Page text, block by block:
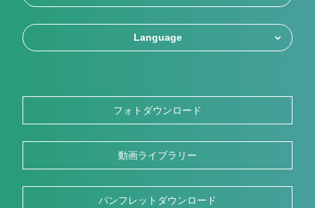
Language
フォトダウンロード
動画ライブラリー
パンフレットダウンロード